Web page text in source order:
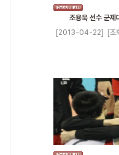
조용욱 선수 군제
[2013-04-22]
[조